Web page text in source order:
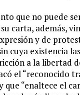
que no puede
carta, además,
y de
cuya existencia
a la libertad
el “reconocido
que “enaltece el